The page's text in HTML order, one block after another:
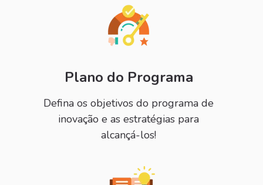
Plano do Programa
Defina os objetivos do programa de
inovação e as estratégias para
alcançá-los!